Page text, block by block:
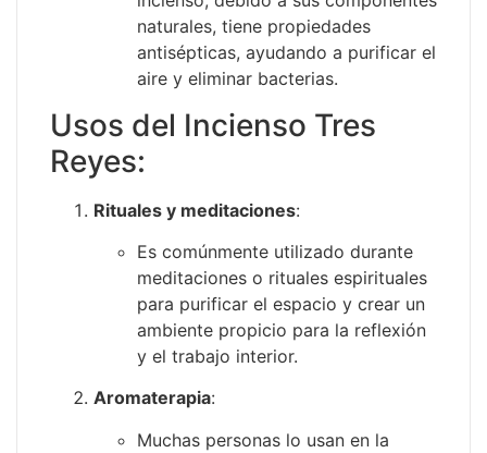
naturales, tiene propiedades
antisépticas, ayudando a purificar el
aire y eliminar bacterias.
Usos del Incienso Tres
Reyes:
Rituales y meditaciones:
Es comúnmente utilizado durante
meditaciones o rituales espirituales
para purificar el espacio y crear un
ambiente propicio para la reflexión
y el trabajo interior.
Aromaterapia:
Muchas personas lo usan en la